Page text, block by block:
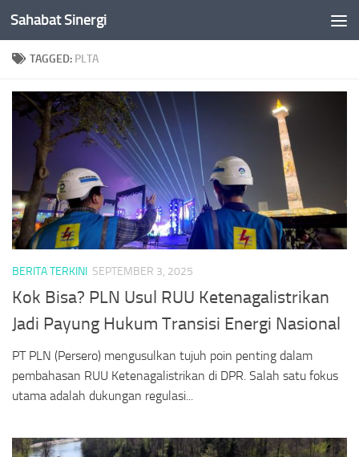
Skip to content
Sahabat Sinergi
TAGGED: PLTA
BERITA TERKINI SEPTEMBER 3, 2025
Kok Bisa? PLN Usul RUU Ketenagalistrikan
Jadi Payung Hukum Transisi Energi Nasional
PT PLN (Persero) mengusulkan tujuh poin penting dalam
pembahasan RUU Ketenagalistrikan di DPR. Salah satu fokus
utama adalah dukungan regulasi...